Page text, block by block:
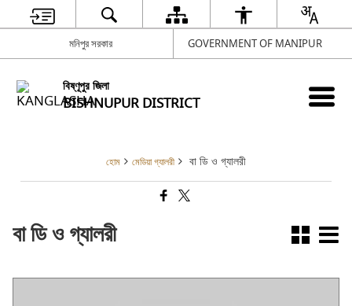
মনিপুর সরকার GOVERNMENT OF MANIPUR
বিষ্ণূপুর জিলা
BISHNUPUR DISTRICT
হোম মেডিয়া গ্যালরী বা ডি ও গ্যালরী
বা ডি ও গ্যালরী